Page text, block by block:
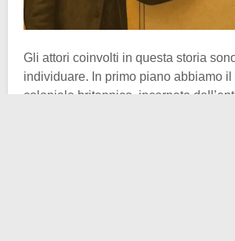
Gli attori coinvolti in questa storia
individuare. In primo piano abbiamo il
coloniale britannico, incarnato